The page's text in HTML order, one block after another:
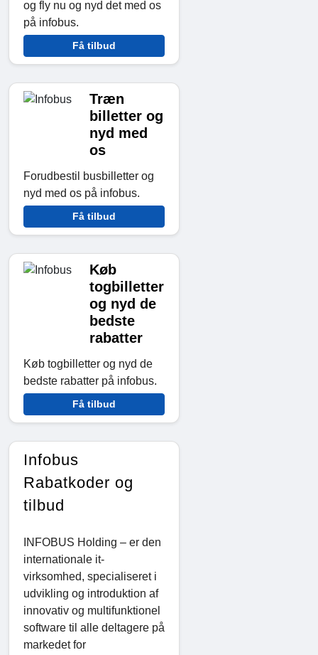
og fly nu og nyd det med os
på infobus.
Få tilbud
Træn
billetter og
nyd med
os
Forudbestil busbilletter og
nyd med os på infobus.
Få tilbud
Køb
togbilletter
og nyd de
bedste
rabatter
Køb togbilletter og nyd de
bedste rabatter på infobus.
Få tilbud
Infobus
Rabatkoder og
tilbud
INFOBUS Holding – er den
internationale it-
virksomhed, specialiseret i
udvikling og introduktion af
innovativ og multifunktionel
software til alle deltagere på
markedet for